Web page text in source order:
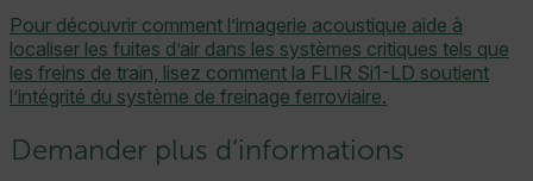
Pour découvrir comment l’imagerie acoustique aide à
localiser les fuites d’air dans les systèmes critiques tels que
les freins de train, lisez comment la FLIR Si1-LD soutient
l’intégrité du système de freinage ferroviaire.
Demander plus d’informations
PERFORMANCE CIBLAGE
FONCTIONNALITÉ